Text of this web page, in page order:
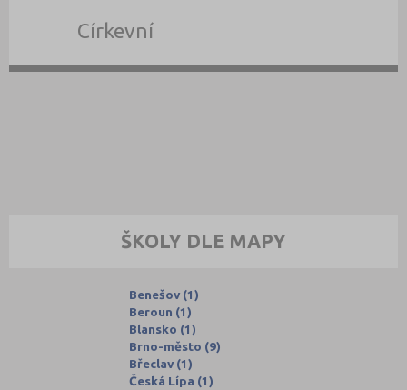
Církevní
ŠKOLY DLE MAPY
Benešov (1)
Beroun (1)
Blansko (1)
Brno-město (9)
Břeclav (1)
Česká Lípa (1)